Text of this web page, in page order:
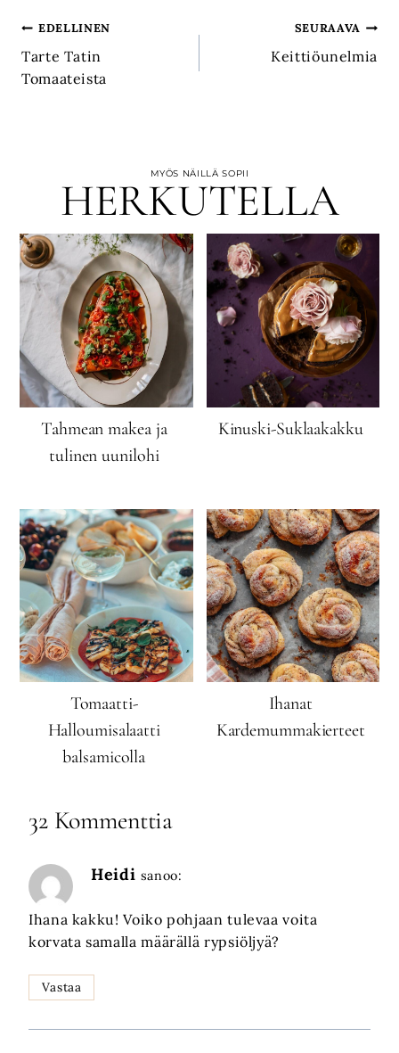
Artikkelien
selaus
EDELLINEN
Tarte Tatin
Tomaateista
SEURAAVA
Keittiöunelmia
MYÖS NÄILLÄ SOPII
HERKUTELLA
Tahmean makea ja
tulinen uunilohi
Kinuski-Suklaakakku
Tomaatti-
Halloumisalaatti
balsamicolla
Ihanat
Kardemummakierteet
32 Kommenttia
Heidi sanoo:
Ihana kakku! Voiko pohjaan tulevaa voita
korvata samalla määrällä rypsiöljyä?
Vastaa